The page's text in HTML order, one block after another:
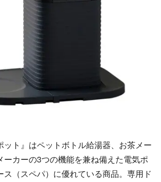
ト』はペットボトル給湯器、お茶メー
ーカーの3つの機能を兼ね備えた電気ポ
ス（スペパ）に優れている商品。専用ド